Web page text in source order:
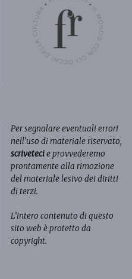
Per segnalare eventuali errori
nell’uso di materiale riservato,
scrivetecie provvederemo
prontamente alla rimozione
del materiale lesivo dei diritti
di terzi.
L’intero contenuto di questo
sito web è protetto da
copyright.